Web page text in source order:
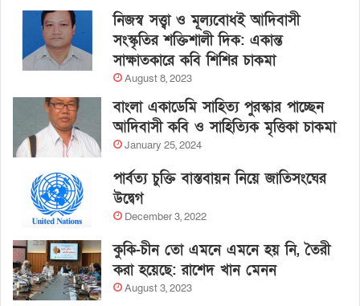
নিজস্ব সত্ত্বা ও মূল্যবোধই আদিবাসী
সংস্কৃতির শক্তিশালী দিক: একান্ত
সাক্ষাতকারে কবি শিশির চাকমা
August 8, 2023
বাংলা একাডেমি সাহিত্য পুরস্কার পাচ্ছেন
আদিবাসী কবি ও সাহিত্যিক মৃত্তিকা চাকমা
January 25, 2024
পার্বত্য চুক্তি বাস্তবায়ন নিয়ে জাতিসংঘের
উদ্বেগ
December 3, 2022
কুকি-চীন তো এমনে এমনে হয় নি, তৈরী
করা হয়েছে: রাশেদ খান মেনন
August 3, 2023